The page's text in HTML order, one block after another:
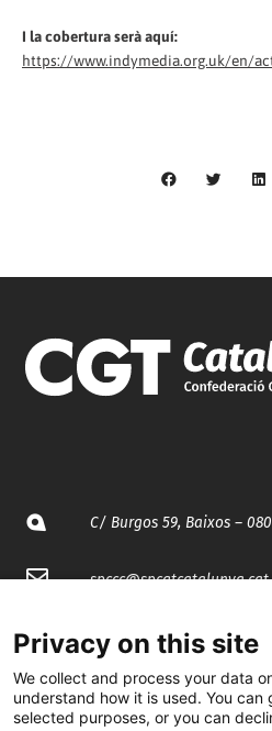
I la cobertura serà aquí:
https://www.indymedia.org.uk/en/
C/ Burgos 59, Baixos –
spccc@spcgtcatalunya.cat
@CGTCatalunya
Privacy on this site
We collect and process your data
understand how it is used. You
selected purposes, or you can